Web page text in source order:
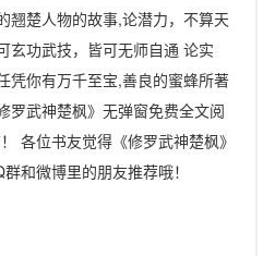
翘楚人物的故事,论潜力，不算天
玄功武技，皆可无师自通 论实
凭你有万千至宝,善良的蜜蜂所著
罗武神楚枫》无弹窗免费全文阅
各位书友觉得《修罗武神楚枫》
和微博里的朋友推荐哦！